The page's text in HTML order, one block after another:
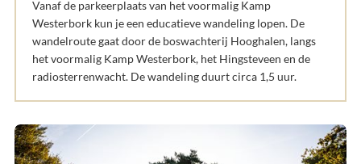
Vanaf de parkeerplaats van het voormalig Kamp
Westerbork kun je een educatieve wandeling lopen. De
wandelroute gaat door de boswachterij Hooghalen, langs
het voormalig Kamp Westerbork, het Hingsteveen en de
radiosterrenwacht. De wandeling duurt circa 1,5 uur.